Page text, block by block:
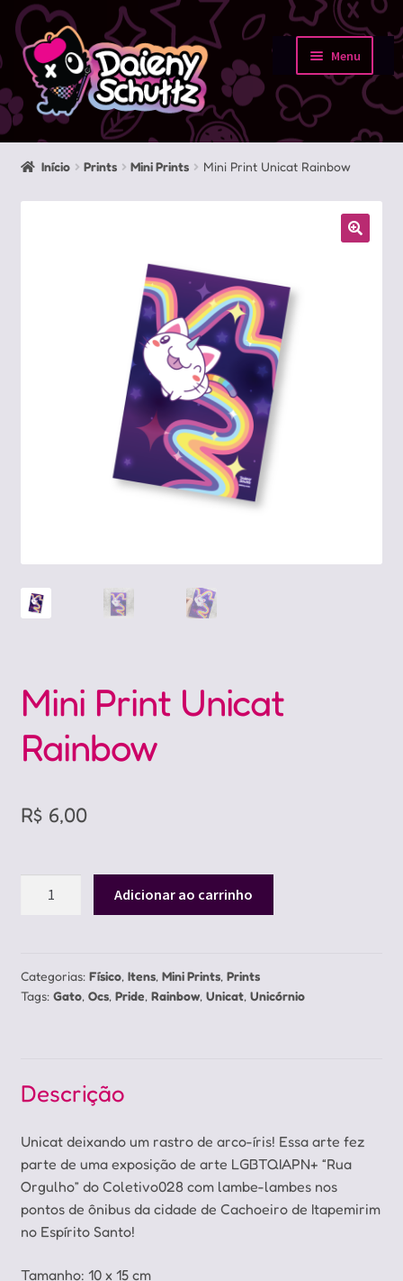
Pular
para
navegação
Pular
para
conteúdo
Menu
Início
Loja
Portfolio
Início Prints Mini Prints Mini Print Unicat Rainbow
Mini Print Unicat
Rainbow
R$ 6,00
quantidade
Adicionar ao carrinho
Categorias: Físico, Itens, Mini Prints, Prints
Tags: Gato, Ocs, Pride, Rainbow, Unicat, Unicórnio
Descrição
Unicat deixando um rastro de arco-íris! Essa arte fez
parte de uma exposição de arte LGBTQIAPN+ “Rua
Orgulho” do Coletivo028 com lambe-lambes nos
pontos de ônibus da cidade de Cachoeiro de Itapemirim
no Espírito Santo!
Tamanho: 10 x 15 cm